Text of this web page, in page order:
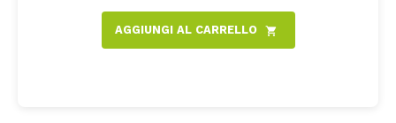
AGGIUNGI AL CARRELLO shopping_cart